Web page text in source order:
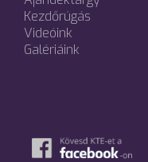
Kezdőrúgás
Videóink
Galériáink